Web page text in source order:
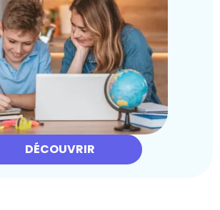
DÉCOUVRIR